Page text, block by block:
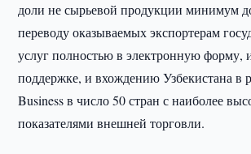
доли не сырьевой продукции минимум
переводу оказываемых экспортерам
услуг полностью в электронную форму,
поддержке, и вхождению Узбекистана в
Business в число 50 стран с наиболее
показателями внешней торговли.